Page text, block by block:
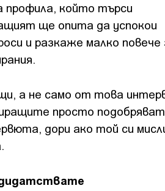
профила, който търси
ще опита да успокои
и разкаже малко повече
а не само от това
просто подобряват
дори ако той си